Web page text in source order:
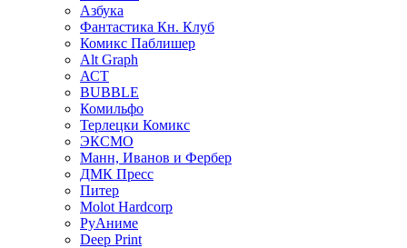
Азбука
Фантастика Кн. Клуб
Комикс Паблишер
Alt Graph
АСТ
BUBBLE
Комильфо
Терлецки Комикс
ЭКСМО
Манн, Иванов и Фербер
ДМК Пресс
Питер
Molot Hardcorp
РуАниме
Deep Print